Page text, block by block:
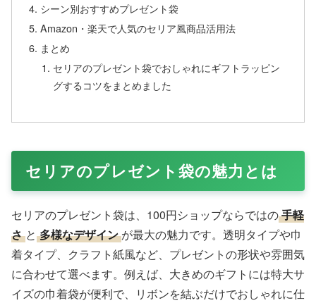
シーン別おすすめプレゼント袋
Amazon・楽天で人気のセリア風商品活用法
まとめ
セリアのプレゼント袋でおしゃれにギフトラッピン
グするコツをまとめました
セリアのプレゼント袋の魅力とは
セリアのプレゼント袋は、100円ショップならではの手軽
さ と 多様なデザイン が最大の魅力です。透明タイプや巾
着タイプ、クラフト紙風など、プレゼントの形状や雰囲気
に合わせて選べます。例えば、大きめのギフトには特大サ
イズの巾着袋が便利で、リボンを結ぶだけでおしゃれに仕